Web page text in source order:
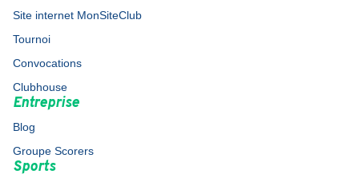
Site internet MonSiteClub
Tournoi
Convocations
Clubhouse
Entreprise
Blog
Groupe Scorers
Sports